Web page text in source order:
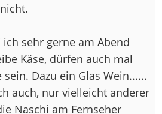
sehr gerne am Abend
Käse, dürfen auch mal
Dazu ein Glas Wein......
auch, nur vielleicht anderer
Naschi am Fernseher